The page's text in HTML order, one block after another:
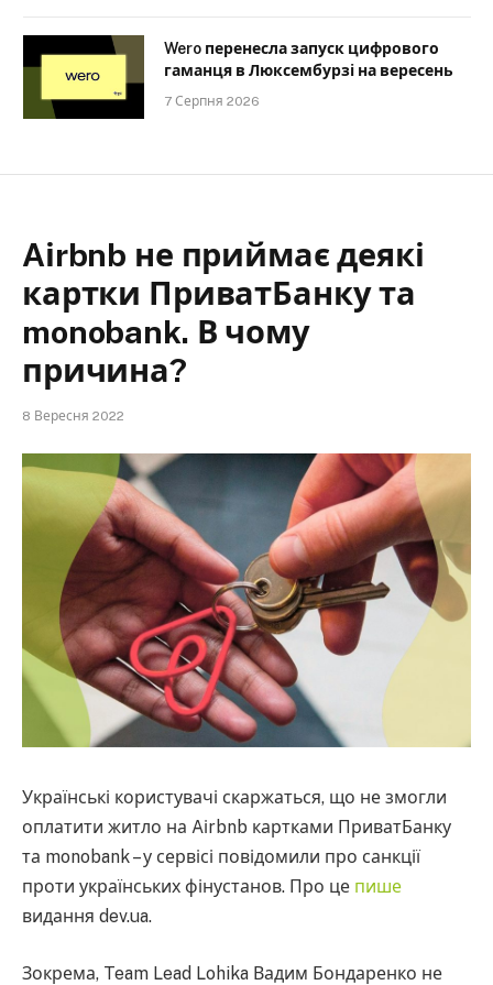
Wero перенесла запуск цифрового
гаманця в Люксембурзі на вересень
7 Серпня 2026
Aіrbnb не приймає деякі
картки ПриватБанку та
monobank. В чому
причина?
8 Вересня 2022
Українські користувачі скаржаться, що не змогли
оплатити житло на Aіrbnb картками ПриватБанку
та monobank – у сервісі повідомили про санкції
проти українських фінустанов. Про це пише
видання dev.ua.
Зокрема, Team Lead Lohika Вадим Бондаренко не